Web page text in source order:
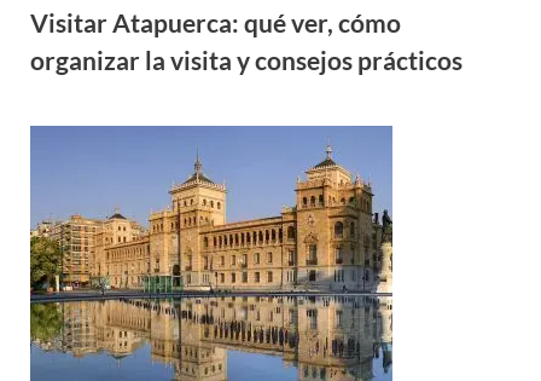
Visitar Atapuerca: qué ver, cómo
organizar la visita y consejos prácticos